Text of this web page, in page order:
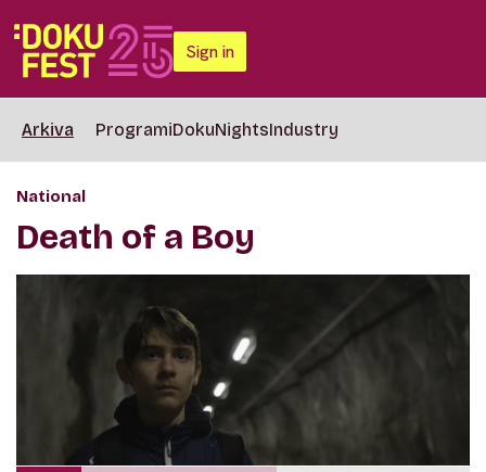
Sign in
Arkiva ProgramiDokuNightsIndustry
National
Death of a Boy